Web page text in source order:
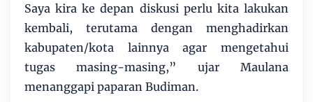
Saya kira ke depan diskusi perlu kita lakukan
kembali, terutama dengan menghadirkan
kabupaten/kota lainnya agar mengetahui
tugas masing-masing,” ujar Maulana
menanggapi paparan Budiman.